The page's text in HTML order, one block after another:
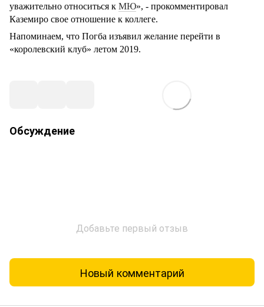
уважительно относиться к МЮ», - прокомментировал
Каземиро свое отношение к коллеге.
Напоминаем, что Погба изъявил желание перейти в
«королевский клуб» летом 2019.
Обсуждение
Добавьте первый отзыв
Новый комментарий